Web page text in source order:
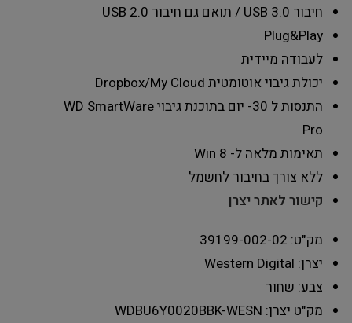
חיבור USB 3.0 / תואם גם חיבור USB 2.0
Plug&Play
לעבודה מיידית
יכולת גיבוי אוטומטית Dropbox/My Cloud
התנסות ל 30- יום בתוכנת גיבוי WD SmartWare
Pro
תאימות מלאה ל- Win 8
ללא צורך בחיבור לחשמל
קישור לאתר יצרן
מק"ט: 39199-002-02
יצרן: Western Digital
צבע: שחור
מק"ט יצרן: WDBU6Y0020BBK-WESN